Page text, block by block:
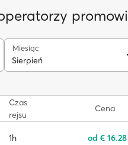
promowi
Miesiąc
Sierpień
Czas
rejsu
Cena
1h od € 16.28